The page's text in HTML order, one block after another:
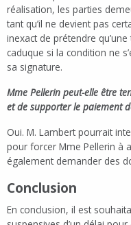
réalisation, les parties
tant qu’il ne devient pas
inexact de prétendre
caduque si la condition ne
sa signature.
Mme Pellerin peut-elle être
et de supporter le paiement
Oui. M. Lambert pourrait
pour forcer Mme Pellerin à
également demander des
Conclusion
En conclusion, il est